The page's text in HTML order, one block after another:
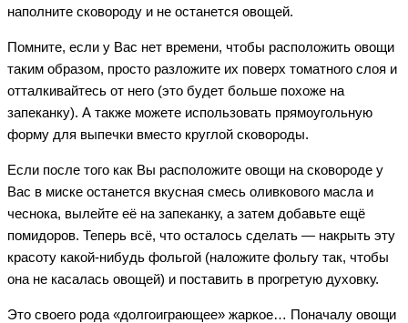
наполните сковороду и не останется овощей.
Помните, если у Вас нет времени, чтобы расположить овощи
таким образом, просто разложите их поверх томатного слоя и
отталкивайтесь от него (это будет больше похоже на
запеканку). А также можете использовать прямоугольную
форму для выпечки вместо круглой сковороды.
Если после того как Вы расположите овощи на сковороде у
Вас в миске останется вкусная смесь оливкового масла и
чеснока, вылейте её на запеканку, а затем добавьте ещё
помидоров. Теперь всё, что осталось сделать — накрыть эту
красоту какой-нибудь фольгой (наложите фольгу так, чтобы
она не касалась овощей) и поставить в прогретую духовку.
Это своего рода «долгоиграющее» жаркое… Поначалу овощи